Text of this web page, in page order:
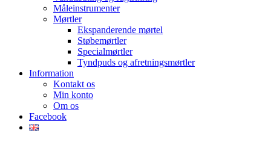
Måleinstrumenter
Mørtler
Ekspanderende mørtel
Støbemørtler
Specialmørtler
Tyndpuds og afretningsmørtler
Information
Kontakt os
Min konto
Om os
Facebook